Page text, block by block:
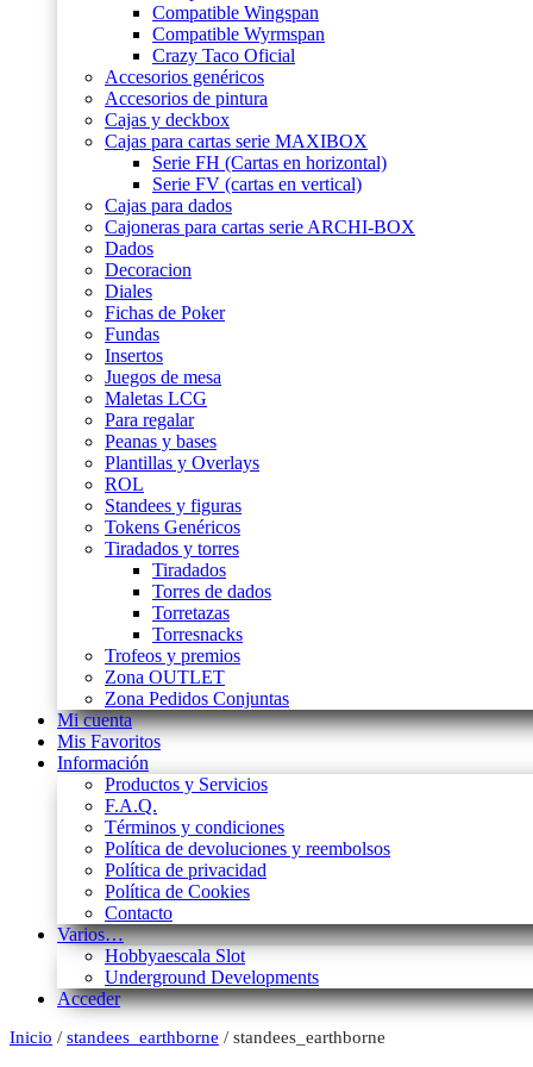
Compatible Wingspan
Compatible Wyrmspan
Crazy Taco Oficial
Accesorios genéricos
Accesorios de pintura
Cajas y deckbox
Cajas para cartas serie MAXIBOX
Serie FH (Cartas en horizontal)
Serie FV (cartas en vertical)
Cajas para dados
Cajoneras para cartas serie ARCHI-BOX
Dados
Decoracion
Diales
Fichas de Poker
Fundas
Insertos
Juegos de mesa
Maletas LCG
Para regalar
Peanas y bases
Plantillas y Overlays
ROL
Standees y figuras
Tokens Genéricos
Tiradados y torres
Tiradados
Torres de dados
Torretazas
Torresnacks
Trofeos y premios
Zona OUTLET
Zona Pedidos Conjuntas
Mi cuenta
Mis Favoritos
Información
Productos y Servicios
F.A.Q.
Términos y condiciones
Política de devoluciones y reembolsos
Política de privacidad
Política de Cookies
Contacto
Varios…
Hobbyaescala Slot
Underground Developments
Acceder
Inicio / standees_earthborne / standees_earthborne